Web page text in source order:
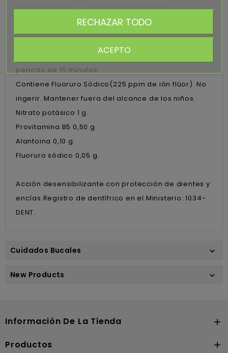
Utilizar 2 veces/día. Enjuagar con 15 ml durante 30
segundos, mañana y noche tras el cepillado,
preferible no comer ni beber tras el enjuague en un
periodo de 15 minutos.
Contiene Fluoruro Sódico(225 ppm de ión flúor). No
ingerir. Mantener fuera del alcance de los niños.
Nitrato potásico 1 g.
Provitamina B5 0,50 g.
Alantoina 0,10 g.
Fluoruro sódico 0,05 g.
Acción desensibilizante con protección de dientes y
encías.Registro de dentífrico en el Ministerio: 1034-
DENT.
Cuidados Bucales 
New Products 
Información De La Tienda 
Productos 
RECHAZAR TODO
ACEPTO